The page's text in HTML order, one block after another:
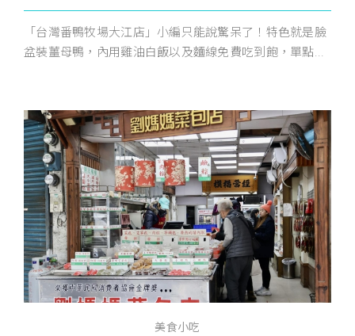
「台灣番鴨牧場大江店」小編只能說驚呆了！特色就是臉
盆裝薑母鴨，內用雞油白飯以及麵線免費吃到飽，單點...
美食小吃